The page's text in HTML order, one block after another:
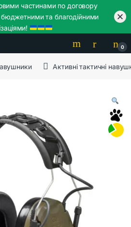
0
Активні тактичні
частинами по договору
бюджетними та благодійними